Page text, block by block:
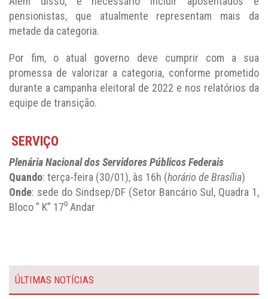
pensionistas, que atualmente representam mais da
metade da categoria.
Por fim, o atual governo deve cumprir com a sua
promessa de valorizar a categoria, conforme prometido
durante a campanha eleitoral de 2022 e nos relatórios da
equipe de transição.
SERVIÇO
Plenária Nacional dos Servidores Públicos Federais
Quando: terça-feira (30/01), às 16h (horário de Brasília)
Onde: sede do Sindsep/DF (Setor Bancário Sul, Quadra 1,
Bloco ” K” 17⁰ Andar
ÚLTIMAS NOTÍCIAS